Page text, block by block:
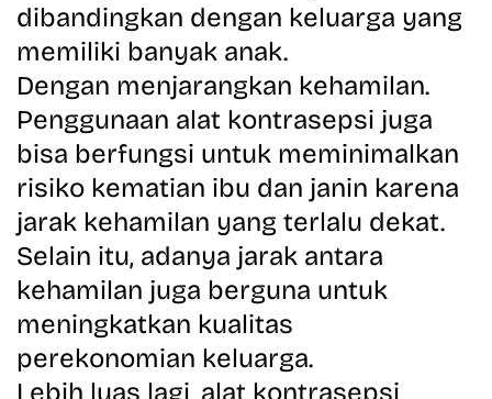
dibandingkan dengan keluarga yang
memiliki banyak anak.
Dengan menjarangkan kehamilan.
Penggunaan alat kontrasepsi juga
bisa berfungsi untuk meminimalkan
risiko kematian ibu dan janin karena
jarak kehamilan yang terlalu dekat.
Selain itu, adanya jarak antara
kehamilan juga berguna untuk
meningkatkan kualitas
perekonomian keluarga.
Lebih luas lagi, alat kontrasepsi